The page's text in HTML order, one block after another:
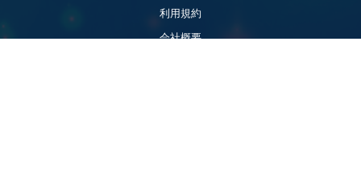
利用規約
会社概要